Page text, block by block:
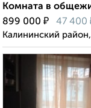
Комната в
899 000 ₽ 47 400
Калининский